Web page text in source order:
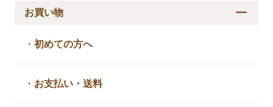
お買い物
・初めての方へ
・ お支払い・送料